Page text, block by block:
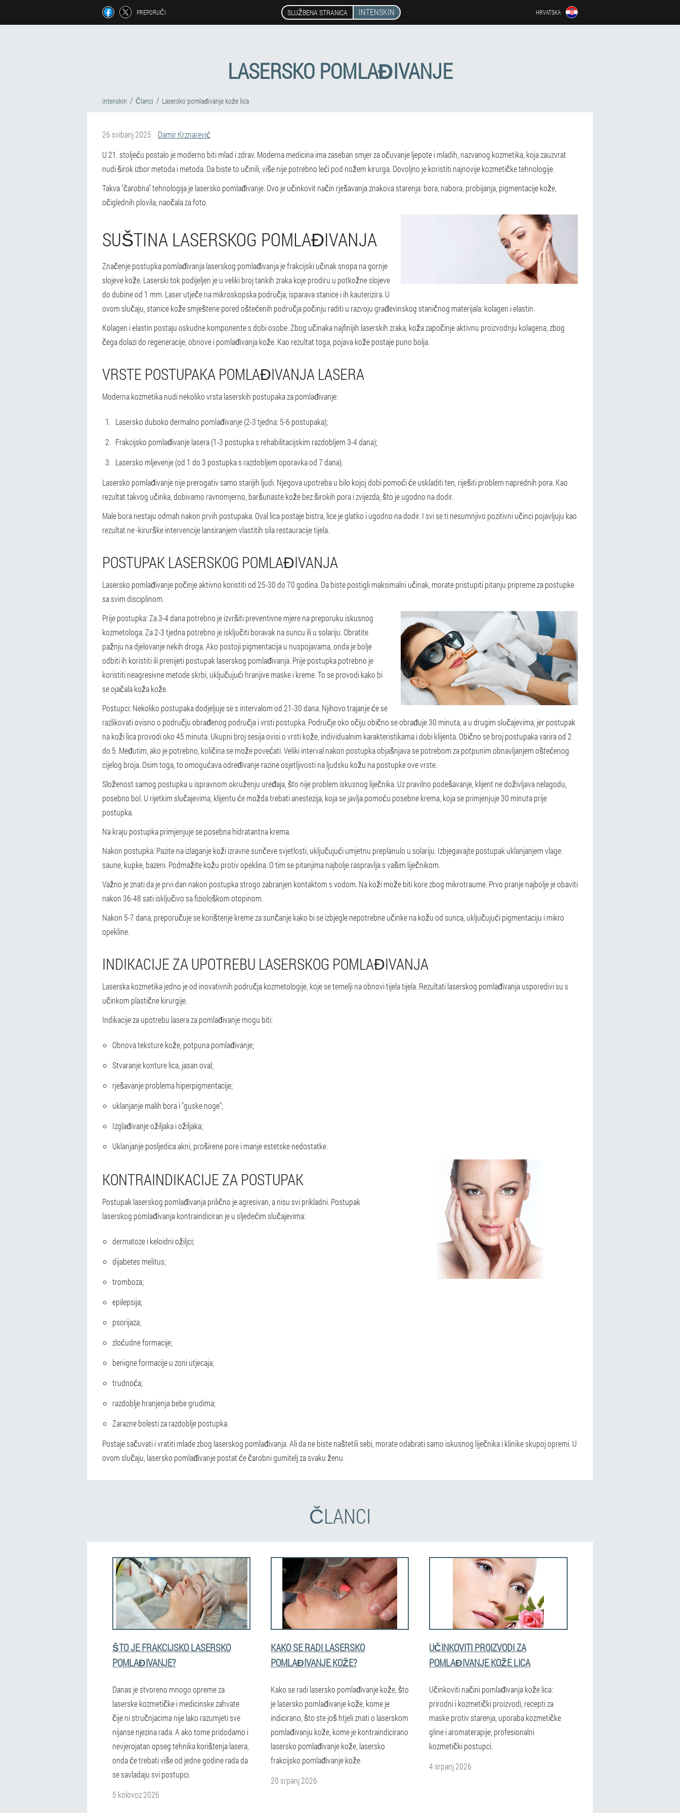
PREPORUČI SLUŽBENA STRANICA INTENSKIN HRVATSKA
LASERSKO POMLAĐIVANJE
intenskin Članci Lasersko pomlađivanje kože lica
26 svibanj 2025
Damir Krznarević
U 21. stoljeću postalo je moderno biti mlad i zdrav. Moderna medicina ima zaseban smjer za očuvanje ljepote i mladih, nazvanog kozmetika, koja zauzvrat
nudi širok izbor metoda i metoda. Da biste to učinili, više nije potrebno leći pod nožem kirurga. Dovoljno je koristiti najnovije kozmetičke tehnologije.
Takva "čarobna" tehnologija je lasersko pomlađivanje. Ovo je učinkovit način rješavanja znakova starenja: bora, nabora, probijanja, pigmentacije kože,
očiglednih plovila, naočala za foto.
SUŠTINA LASERSKOG POMLAĐIVANJA
Značenje postupka pomlađivanja laserskog pomlađivanja je frakcijski učinak snopa na gornje
slojeve kože. Laserski tok podijeljen je u veliki broj tankih zraka koje prodiru u potkožne slojeve
do dubine od 1 mm. Laser utječe na mikroskopska područja, isparava stanice i ih kauterizira. U
ovom slučaju, stanice kože smještene pored oštećenih područja počinju raditi u razvoju građevinskog staničnog materijala: kolagen i elastin.
Kolagen i elastin postaju oskudne komponente s dobi osobe. Zbog učinaka najfinijih laserskih zraka, koža započinje aktivnu proizvodnju kolagena, zbog
čega dolazi do regeneracije, obnove i pomlađivanja kože. Kao rezultat toga, pojava kože postaje puno bolja.
VRSTE POSTUPAKA POMLAĐIVANJA LASERA
Moderna kozmetika nudi nekoliko vrsta laserskih postupaka za pomlađivanje:
Lasersko duboko dermalno pomlađivanje (2-3 tjedna: 5-6 postupaka);
Frakcijsko pomlađivanje lasera (1-3 postupka s rehabilitacijskim razdobljem 3-4 dana);
Lasersko mljevenje (od 1 do 3 postupka s razdobljem oporavka od 7 dana).
Lasersko pomlađivanje nije prerogativ samo starijih ljudi. Njegova upotreba u bilo kojoj dobi pomoći će uskladiti ten, riješiti problem naprednih pora. Kao
rezultat takvog učinka, dobivamo ravnomjerno, baršunaste kože bez širokih pora i zvijezda, što je ugodno na dodir.
Male bora nestaju odmah nakon prvih postupaka. Oval lica postaje bistra, lice je glatko i ugodno na dodir. I svi se ti nesumnjivo pozitivni učinci pojavljuju kao
rezultat ne -kirurške intervencije lansiranjem vlastitih sila restauracije tijela.
POSTUPAK LASERSKOG POMLAĐIVANJA
Lasersko pomlađivanje počinje aktivno koristiti od 25-30 do 70 godina. Da biste postigli maksimalni učinak, morate pristupiti pitanju pripreme za postupke
sa svim disciplinom.
Prije postupka: Za 3-4 dana potrebno je izvršiti preventivne mjere na preporuku iskusnog
kozmetologa. Za 2-3 tjedna potrebno je isključiti boravak na suncu ili u solariju. Obratite
pažnju na djelovanje nekih droga. Ako postoji pigmentacija u nuspojavama, onda je bolje
odbiti ih koristiti ili prenijeti postupak laserskog pomlađivanja. Prije postupka potrebno je
koristiti neagresivne metode skrbi, uključujući hranjive maske i kreme. To se provodi kako bi
se ojačala koža kože.
Postupci: Nekoliko postupaka dodjeljuje se s intervalom od 21-30 dana. Njihovo trajanje će se
razlikovati ovisno o području obrađenog područja i vrsti postupka. Područje oko očiju obično se obrađuje 30 minuta, a u drugim slučajevima, jer postupak
na koži lica provodi oko 45 minuta. Ukupni broj sesija ovisi o vrsti kože, individualnim karakteristikama i dobi klijenta. Obično se broj postupaka varira od 2
do 5. Međutim, ako je potrebno, količina se može povećati. Veliki interval nakon postupka objašnjava se potrebom za potpunim obnavljanjem oštećenog
cijelog broja. Osim toga, to omogućava određivanje razine osjetljivosti na ljudsku kožu na postupke ove vrste.
Složenost samog postupka u ispravnom okruženju uređaja, što nije problem iskusnog liječnika. Uz pravilno podešavanje, klijent ne doživljava nelagodu,
posebno bol. U rijetkim slučajevima, klijentu će možda trebati anestezija, koja se javlja pomoću posebne krema, koja se primjenjuje 30 minuta prije
postupka.
Na kraju postupka primjenjuje se posebna hidratantna krema.
Nakon postupka: Pazite na izlaganje koži izravne sunčeve svjetlosti, uključujući umjetnu preplanulo u solariju. Izbjegavajte postupak uklanjanjem vlage:
saune, kupke, bazeni. Podmažite kožu protiv opeklina. O tim se pitanjima najbolje raspravlja s vašim liječnikom.
Važno je znati da je prvi dan nakon postupka strogo zabranjen kontaktom s vodom. Na koži može biti kore zbog mikrotraume. Prvo pranje najbolje je obaviti
nakon 36-48 sati isključivo sa fiziološkom otopinom.
Nakon 5-7 dana, preporučuje se korištenje kreme za sunčanje kako bi se izbjegle nepotrebne učinke na kožu od sunca, uključujući pigmentaciju i mikro
opekline.
INDIKACIJE ZA UPOTREBU LASERSKOG POMLAĐIVANJA
Laserska kozmetika jedno je od inovativnih područja kozmetologije, koje se temelji na obnovi tijela tijela. Rezultati laserskog pomlađivanja usporedivi su s
učinkom plastične kirurgije.
Indikacije za upotrebu lasera za pomlađivanje mogu biti:
Obnova teksture kože, potpuna pomlađivanje;
Stvaranje konture lica, jasan oval;
rješavanje problema hiperpigmentacije;
uklanjanje malih bora i "guske noge";
Izglađivanje ožiljaka i ožiljaka;
Uklanjanje posljedica akni, proširene pore i manje estetske nedostatke.
KONTRAINDIKACIJE ZA POSTUPAK
Postupak laserskog pomlađivanja prilično je agresivan, a nisu svi prikladni. Postupak
laserskog pomlađivanja kontraindiciran je u sljedećim slučajevima:
dermatoze i keloidni ožiljci;
dijabetes melitus;
tromboza;
epilepsija;
psorijaza;
zloćudne formacije;
benigne formacije u zoni utjecaja;
trudnoća;
razdoblje hranjenja bebe grudima;
Zarazne bolesti za razdoblje postupka.
Postaje sačuvati i vratiti mlade zbog laserskog pomlađivanja. Ali da ne biste naštetili sebi, morate odabrati samo iskusnog liječnika i klinike skupoj opremi. U
ovom slučaju, lasersko pomlađivanje postat će čarobni gumitelj za svaku ženu.
ČLANCI
ŠTO JE FRAKCIJSKO LASERSKO
POMLAĐIVANJE?
Danas je stvoreno mnogo opreme za
laserske kozmetičke i medicinske zahvate
čije ni stručnjacima nije lako razumjeti sve
nijanse njezina rada. A ako tome pridodamo i
nevjerojatan opseg tehnika korištenja lasera,
onda će trebati više od jedne godine rada da
se savladaju svi postupci.
5 kolovoz 2026
KAKO SE RADI LASERSKO
POMLAĐIVANJE KOŽE?
Kako se radi lasersko pomlađivanje kože, što
je lasersko pomlađivanje kože, kome je
indicirano, što ste još htjeli znati o laserskom
pomlađivanju kože, kome je kontraindicirano
lasersko pomlađivanje kože, lasersko
frakcijsko pomlađivanje kože.
20 srpanj 2026
UČINKOVITI PROIZVODI ZA
POMLAĐIVANJE KOŽE LICA
Učinkoviti načini pomlađivanja kože lica:
prirodni i kozmetički proizvodi, recepti za
maske protiv starenja, uporaba kozmetičke
gline i aromaterapije, profesionalni
kozmetički postupci.
4 srpanj 2026